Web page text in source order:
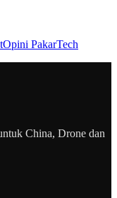
Opini PakarTech
China, Drone dan